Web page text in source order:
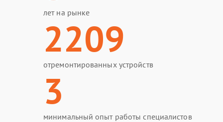
лет на рынке
2209
отремонтированных устройств
3
минимальный опыт работы специалистов